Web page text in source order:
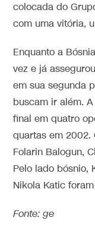
colocada do
com uma vitória,
Enquanto a
vez e já
em sua segunda
buscam ir além.
final em quatro
quartas em 2002.
Folarin Balogun,
Pelo lado bósnio,
Nikola Katic
Fonte: ge